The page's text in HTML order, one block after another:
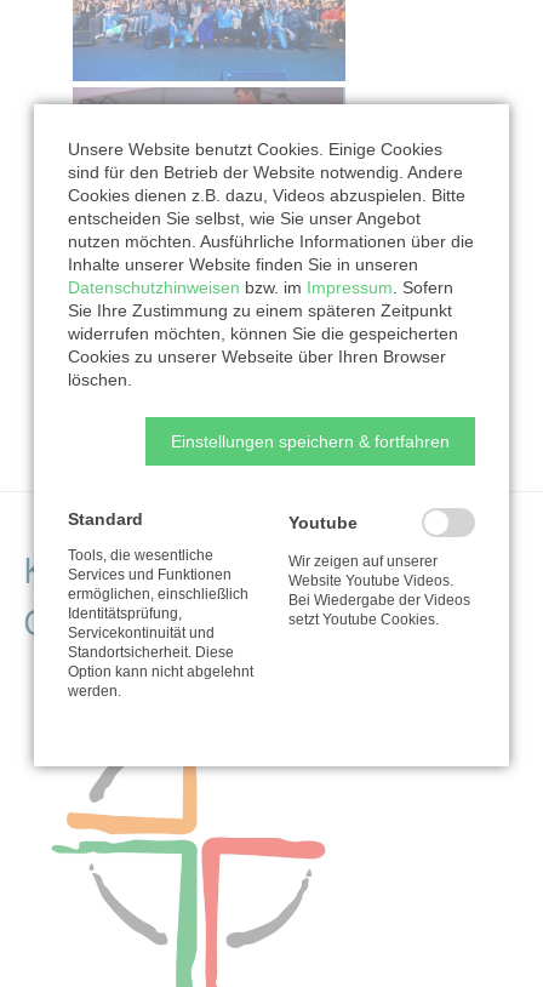
Kontaktdaten der
Organisation
Unsere Website benutzt Cookies. Einige Cookies
sind für den Betrieb der Website notwendig. Andere
Cookies dienen z.B. dazu, Videos abzuspielen. Bitte
entscheiden Sie selbst, wie Sie unser Angebot
nutzen möchten. Ausführliche Informationen über die
Inhalte unserer Website finden Sie in unseren
Datenschutzhinweisen bzw. im Impressum . Sofern
Sie Ihre Zustimmung zu einem späteren Zeitpunkt
widerrufen möchten, können Sie die gespeicherten
Cookies zu unserer Webseite über Ihren Browser
löschen.
Einstellungen speichern & fortfahren
Standard
Tools, die wesentliche
Services und Funktionen
ermöglichen, einschließlich
Identitätsprüfung,
Servicekontinuität und
Standortsicherheit. Diese
Option kann nicht abgelehnt
werden.
Youtube
Wir zeigen auf unserer
Website Youtube Videos.
Bei Wiedergabe der Videos
setzt Youtube Cookies.